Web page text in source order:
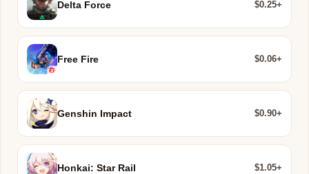
Delta Force $0.25+
Free Fire $0.06+
Genshin Impact $0.90+
Honkai: Star Rail $1.05+